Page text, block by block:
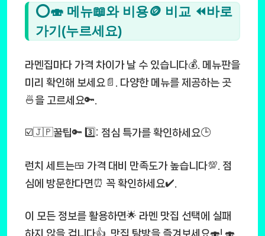
⭕🍣 메뉴📖와 비용🪙 비교 ⏪바로
가기(누르세요)
라멘집마다 가격 차이가 날 수 있습니다💰. 메뉴판을
미리 확인해 보세요📄. 다양한 메뉴를 제공하는 곳
🍜을 고르세요🔑.
☑️🇯🇵꿀팁🔑 3️⃣: 점심 특가를 확인하세요🕒
런치 세트는🍱 가격 대비 만족도가 높습니다💯. 점
심에 방문한다면⏰ 꼭 확인하세요✔️.
이 모든 정보를 활용하면🌟 라멘 맛집 선택에 실패
하지 않을 겁니다👍. 맛집 탐방을 즐겨보세요🍣! 🍣